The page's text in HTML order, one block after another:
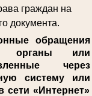
граждан на
документа.
обращения
органы или
через
систему или
сети «Интернет»